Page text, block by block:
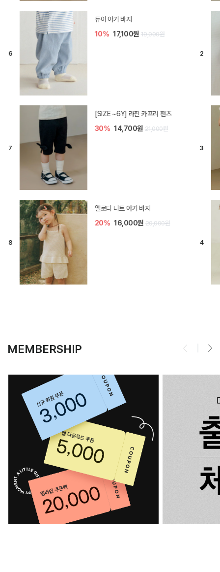
듀이 아기 바지
10% 17,100원 19,000원
[SIZE ~6Y] 라핀 카프리 팬츠
30% 14,700원 21,000원
엘로디 니트 아기 바지
20% 16,000원 20,000원
MEMBERSHIP